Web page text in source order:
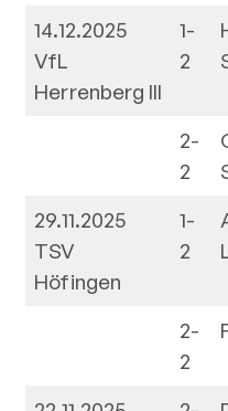
14.12.2025
VfL
Herrenberg III
1-
2
2-
2
29.11.2025
TSV
Höfingen
1-
2
2-
2